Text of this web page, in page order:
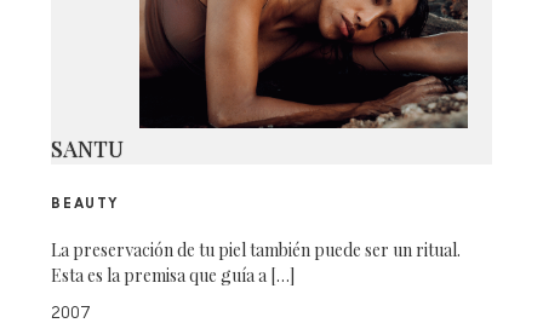
SANTU
BEAUTY
La preservación de tu piel también puede ser un ritual.
Esta es la premisa que guía a […]
2007